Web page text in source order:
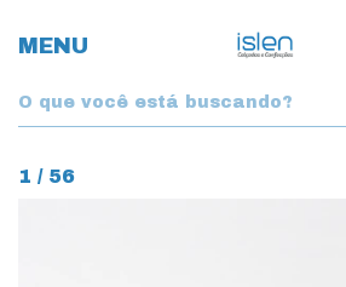
MENU
1 / 56